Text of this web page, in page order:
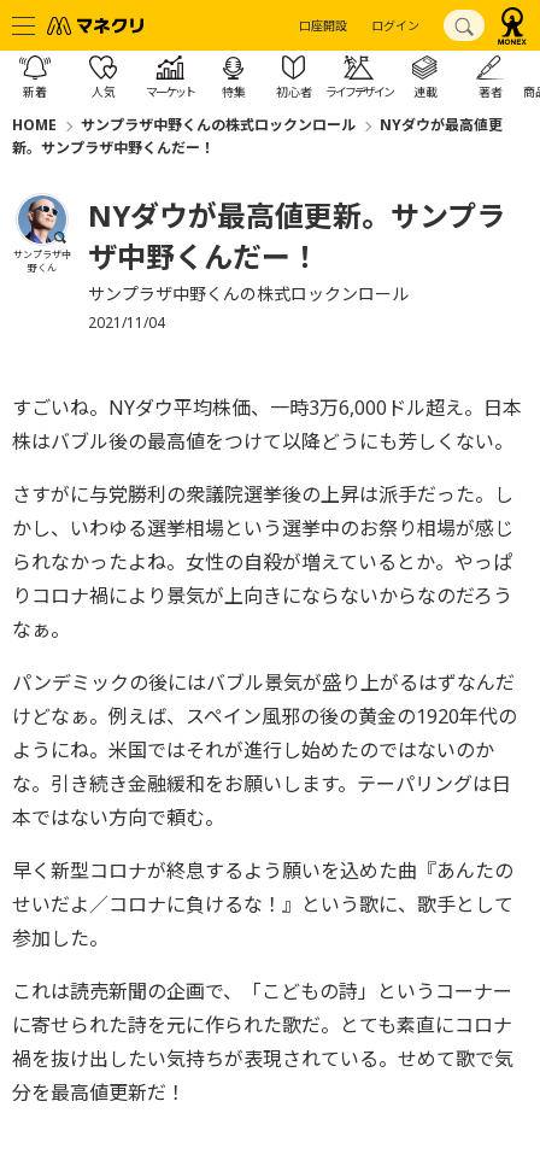
口座開設 ログイン
新着 人気 マーケット 特集 初心者 ライフデザイン 連載 著者 商
HOME サンプラザ中野くんの株式ロックンロール
NYダウが最高値更
新。サンプラザ中野くんだー！
サンプラザ中
野くん
NYダウが最高値更新。サンプラ
ザ中野くんだー！
サンプラザ中野くんの株式ロックンロール
2021/11/04
すごいね。NYダウ平均株価、一時3万6,000ドル超え。日本
株はバブル後の最高値をつけて以降どうにも芳しくない。
さすがに与党勝利の衆議院選挙後の上昇は派手だった。し
かし、いわゆる選挙相場という選挙中のお祭り相場が感じ
られなかったよね。女性の自殺が増えているとか。やっぱ
りコロナ禍により景気が上向きにならないからなのだろう
なぁ。
パンデミックの後にはバブル景気が盛り上がるはずなんだ
けどなぁ。例えば、スペイン風邪の後の黄金の1920年代の
ようにね。米国ではそれが進行し始めたのではないのか
な。引き続き金融緩和をお願いします。テーパリングは日
本ではない方向で頼む。
早く新型コロナが終息するよう願いを込めた曲『あんたの
せいだよ／コロナに負けるな！』という歌に、歌手として
参加した。
これは読売新聞の企画で、「こどもの詩」というコーナー
に寄せられた詩を元に作られた歌だ。とても素直にコロナ
禍を抜け出したい気持ちが表現されている。せめて歌で気
分を最高値更新だ！